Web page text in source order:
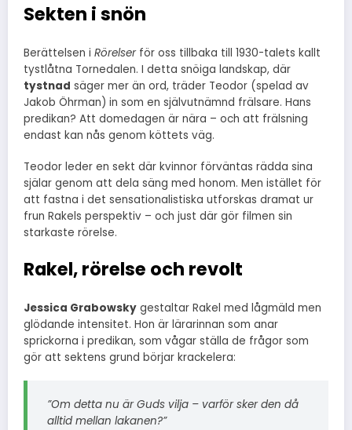
Sekten i snön
Berättelsen i Rörelserför oss tillbaka till 1930-talets kallt
tystlåtna Tornedalen. I detta snöiga landskap, där
tystnad säger mer än ord, träder Teodor (spelad av
Jakob Öhrman) in som en självutnämnd frälsare. Hans
predikan? Att domedagen är nära – och att frälsning
endast kan nås genom köttets väg.
Teodor leder en sekt där kvinnor förväntas rädda sina
själar genom att dela säng med honom. Men istället för
att fastna i det sensationalistiska utforskas dramat ur
frun Rakels perspektiv – och just där gör filmen sin
starkaste rörelse.
Rakel, rörelse och revolt
Jessica Grabowsky gestaltar Rakel med lågmäld men
glödande intensitet. Hon är lärarinnan som anar
sprickorna i predikan, som vågar ställa de frågor som
gör att sektens grund börjar krackelera:
”Om detta nu är Guds vilja – varför sker den då
alltid mellan lakanen?”